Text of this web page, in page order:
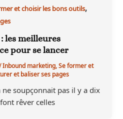
et choisir les bons outils,
les meilleures
pour se lancer
Inbound marketing,Se former et
et baliser ses pages
ne soupçonnait pas il y a dix
rêver celles